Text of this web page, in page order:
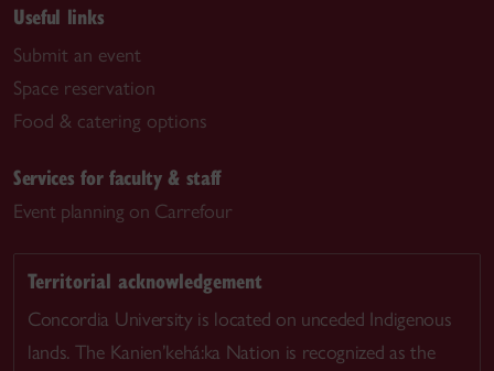
Useful links
Submit an event
Space reservation
Food & catering options
Services for faculty & staff
Event planning on Carrefour
Territorial acknowledgement
Concordia University is located on unceded Indigenous
lands. The Kanien’kehá:ka Nation is recognized as the